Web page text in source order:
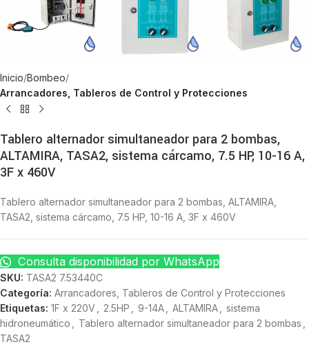
Inicio Bombeo
Arrancadores, Tableros de Control y Protecciones
Tablero alternador simultaneador para 2 bombas,
ALTAMIRA, TASA2, sistema cárcamo, 7.5 HP, 10-16 A,
3F x 460V
Tablero alternador simultaneador para 2 bombas, ALTAMIRA,
TASA2, sistema cárcamo, 7.5 HP, 10-16 A, 3F x 460V
Consulta disponibilidad por WhatsApp
SKU: TASA2 7.53440C
Categoría: Arrancadores, Tableros de Control y Protecciones
Etiquetas: 1F x 220V 2.5HP 9-14A ALTAMIRA
sistema
hidroneumático
Tablero alternador simultaneador para 2 bombas
TASA2